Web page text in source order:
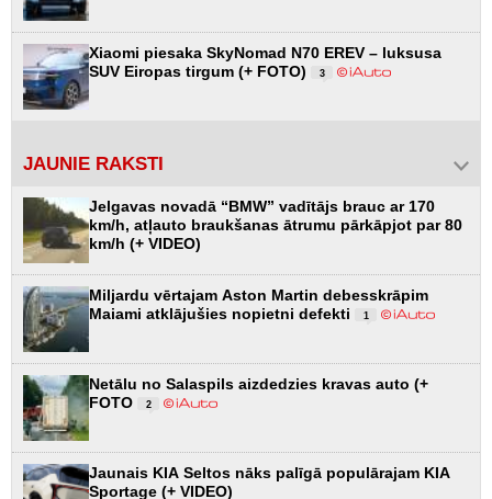
Xiaomi piesaka SkyNomad N70 EREV – luksusa
SUV Eiropas tirgum (+ FOTO)
3
JAUNIE RAKSTI
Jelgavas novadā “BMW” vadītājs brauc ar 170
km/h, atļauto braukšanas ātrumu pārkāpjot par 80
km/h (+ VIDEO)
Miljardu vērtajam Aston Martin debesskrāpim
Maiami atklājušies nopietni defekti
1
Netālu no Salaspils aizdedzies kravas auto (+
FOTO
2
Jaunais KIA Seltos nāks palīgā populārajam KIA
Sportage (+ VIDEO)